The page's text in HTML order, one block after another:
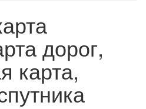
дорог,
карта,